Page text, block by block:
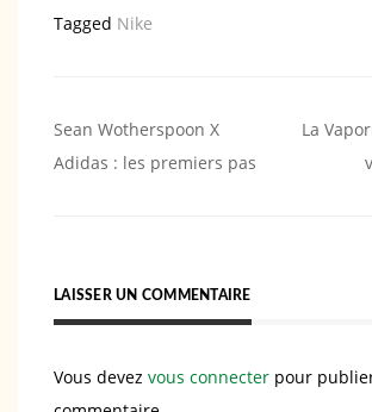
Tagged Nike
Navigation
de
Sean Wotherspoon X
Adidas : les premiers pas
La
LAISSER UN COMMENTAIRE
Vous devez vous connecter pour